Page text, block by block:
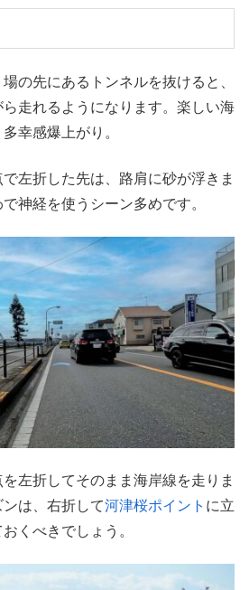
の先にあるトンネルを抜けると、
走れるようになります。楽しい海
幸感爆上がり。
左折した先は、路肩に砂が浮きま
神経を使うシーン多めです。
左折してそのまま海岸線を走りま
は、右折して河津桜ポイント に立
くべきでしょう。